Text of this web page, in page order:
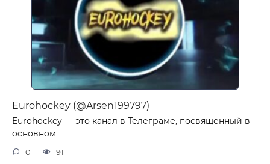
Eurohockey (@Arsen199797)
Eurohockey — это канал в Телеграме, посвященный в
основном
0 91